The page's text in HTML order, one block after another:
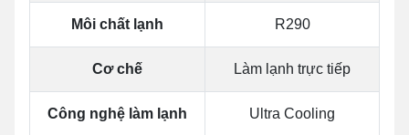
Môi chất lạnh R290
Cơ chế Làm lạnh trực tiếp
Công nghệ làm lạnh Ultra Cooling